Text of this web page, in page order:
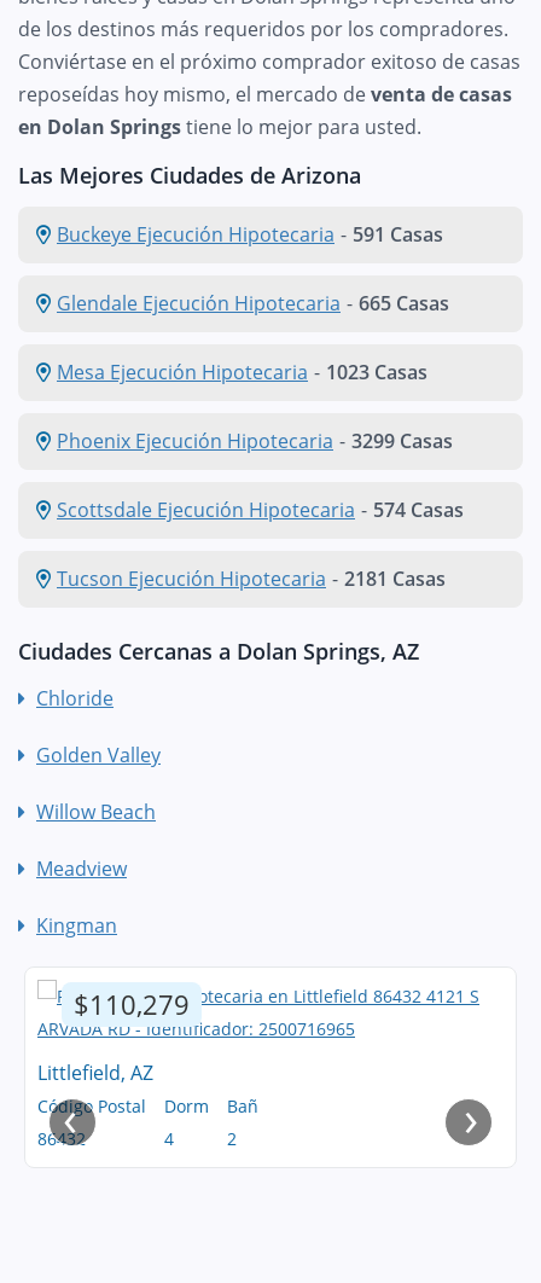
de los destinos más requeridos por los compradores.
Conviértase en el próximo comprador exitoso de casas
reposeídas hoy mismo, el mercado deventa de casas
en Dolan Springstiene lo mejor para usted.
Las Mejores Ciudades de Arizona
Buckeye Ejecución Hipotecaria - 591 Casas
Glendale Ejecución Hipotecaria - 665 Casas
Mesa Ejecución Hipotecaria - 1023 Casas
Phoenix Ejecución Hipotecaria - 3299 Casas
Scottsdale Ejecución Hipotecaria - 574 Casas
Tucson Ejecución Hipotecaria - 2181 Casas
Ciudades Cercanas a Dolan Springs, AZ
Chloride
Golden Valley
Willow Beach
Meadview
Kingman
$110,279
Littlefield, AZ
Código Postal
86432
Dorm
4
Bañ
2
‹ ›